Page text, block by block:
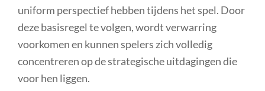
uniform perspectief hebben tijdens het spel. Door
deze basisregel te volgen, wordt verwarring
voorkomen en kunnen spelers zich volledig
concentreren op de strategische uitdagingen die
voor hen liggen.